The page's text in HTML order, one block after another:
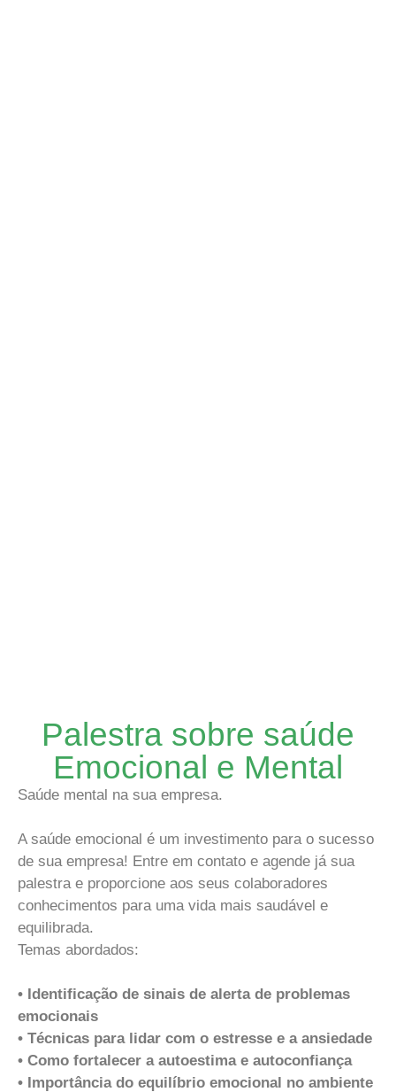
Palestra sobre saúde
Emocional e Mental
Saúde mental na sua empresa.
A saúde emocional é um investimento para o sucesso
de sua empresa! Entre em contato e agende já sua
palestra e proporcione aos seus colaboradores
conhecimentos para uma vida mais saudável e
equilibrada.
Temas abordados:
• Identificação de sinais de alerta de problemas
emocionais
• Técnicas para lidar com o estresse e a ansiedade
• Como fortalecer a autoestima e autoconfiança
• Importância do equilíbrio emocional no ambiente